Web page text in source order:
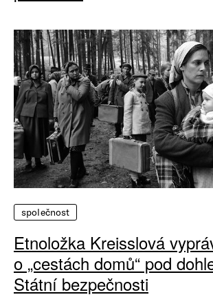
společnost
Etnoložka Kreisslová
o „cestách domů“ pod
Státní bezpečnosti